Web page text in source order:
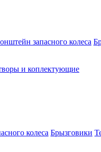
запасного колеса
и коплектующие
колеса Брызговики